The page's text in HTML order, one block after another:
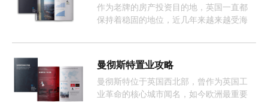
作为老牌的房产投资目的地，英国一直都
保持着稳固的地位，近几年来越来越受海
曼彻斯特置业攻略
曼彻斯特位于英国西北部，曾作为英国工
业革命的核心城市闻名，如今欧洲最重要